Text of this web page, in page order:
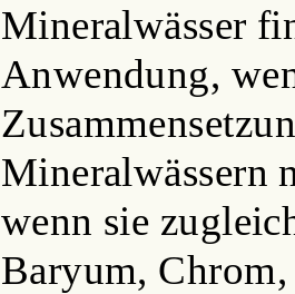
Mineralwässer
Anwendung,
Mineralwässern
wenn sie
Baryum,